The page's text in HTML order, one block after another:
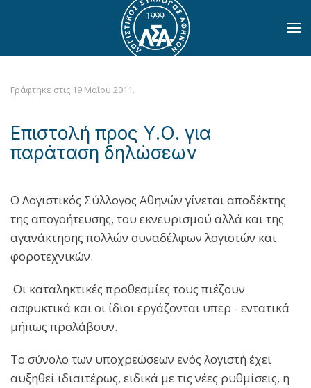
Skip to main content
Γράφτηκε στις 19 Μαΐου 2011.
Επιστολή προς Υ.Ο. για
παράταση δηλώσεων
Ο Λογιστικός Σύλλογος Αθηνών γίνεται αποδέκτης
της απογοήτευσης, του εκνευρισμού αλλά και της
αγανάκτησης πολλών συναδέλφων λογιστών και
φοροτεχνικών.
Οι καταληκτικές προθεσμίες τους πιέζουν
ασφυκτικά και οι ίδιοι εργάζονται υπερ - εντατικά
μήπως προλάβουν.
Το σύνολο των υποχρεώσεων ενός λογιστή έχει
αυξηθεί ιδιαιτέρως, ειδικά με τις νέες ρυθμίσεις, η